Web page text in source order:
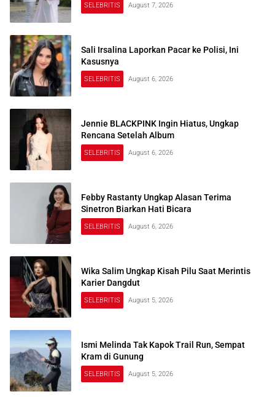
SELEBRITIS August 7, 2026
Sali Irsalina Laporkan Pacar ke Polisi, Ini
Kasusnya
SELEBRITIS August 6, 2026
Jennie BLACKPINK Ingin Hiatus, Ungkap
Rencana Setelah Album
SELEBRITIS August 6, 2026
Febby Rastanty Ungkap Alasan Terima
Sinetron Biarkan Hati Bicara
SELEBRITIS August 6, 2026
Wika Salim Ungkap Kisah Pilu Saat Merintis
Karier Dangdut
SELEBRITIS August 5, 2026
Ismi Melinda Tak Kapok Trail Run, Sempat
Kram di Gunung
SELEBRITIS August 5, 2026